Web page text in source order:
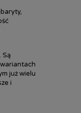
Są
już wielu
i